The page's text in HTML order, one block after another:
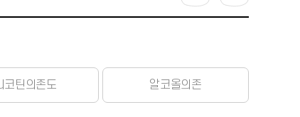
코틴의존도 알코올의존